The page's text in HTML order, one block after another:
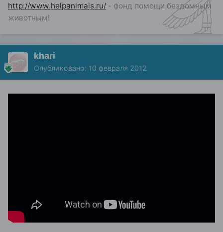
http://www.helpanimals.ru/ - фонд помощи бездомным
животным!
khari
Опубликовано: 10 февраля 2012